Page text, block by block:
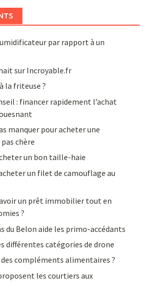
par rapport à un
sur Incroyable.fr
la friteuse ?
: financer rapidement l’achat
manquer pour acheter une
chère
un bon taille-haie
un filet de camouflage au
un prêt immobilier tout en
?
du Belon aide les primo-accédants
différentes catégories de drone
compléments alimentaires ?
les courtiers aux